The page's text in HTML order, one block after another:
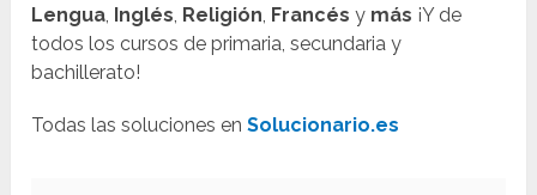
Lengua, Inglés, Religión, Francésy más ¡Y de
todos los cursos de primaria, secundaria y
bachillerato!
Todas las soluciones enSolucionario.es